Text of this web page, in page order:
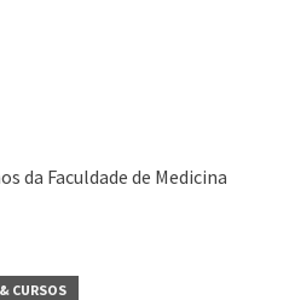
da Faculdade de Medicina
CURSOS